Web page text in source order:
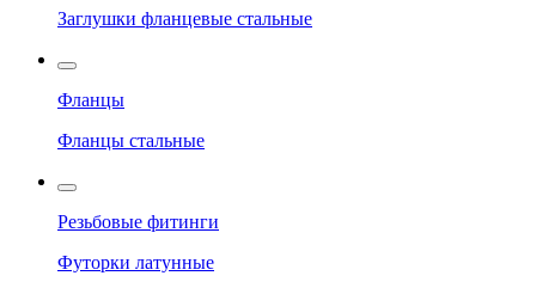
Заглушки фланцевые стальные
Фланцы
Фланцы стальные
Резьбовые фитинги
Футорки латунные